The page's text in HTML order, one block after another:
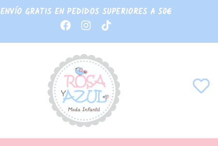
ENVÍO GRATIS EN PEDIDOS SUPERIORES A 50€